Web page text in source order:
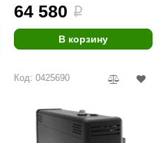
64 580 i
В корзину
Код: 0425690